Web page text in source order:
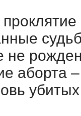
аборта